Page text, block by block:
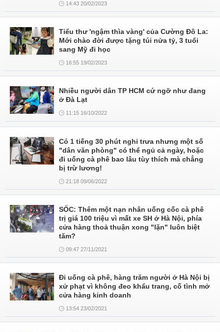
14:43 20/02/2023
Tiểu thư 'ngậm thìa vàng' của Cường Đô La:
Mới chào đời được tặng túi nửa tỷ, 3 tuổi
sang Mỹ đi học
16:55 19/02/2023
Nhiều người dân TP HCM cứ ngỡ như đang
ở Đà Lạt
11:15 16/10/2022
Có 1 tiếng 30 phút nghỉ trưa nhưng một số
"dân văn phòng" có thể ngủ cả ngày, hoặc
đi uống cà phê bao lâu tùy thích mà chẳng
bị trừ lương!
21:18 09/06/2022
SỐC: Thêm một nạn nhân uống cốc cà phê
trị giá 100 triệu vì mất xe SH ở Hà Nội, phía
cửa hàng thoả thuận xong "lặn" luôn biệt
tăm?
09:47 27/11/2021
Đi uống cà phê, hàng trăm người ở Hà Nội bị
xử phạt vì không đeo khẩu trang, cố tình mở
cửa hàng kinh doanh
13:54 23/02/2021